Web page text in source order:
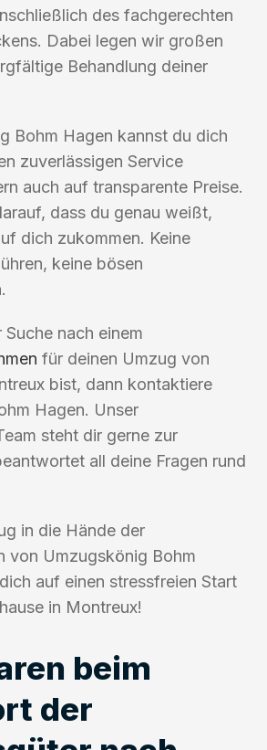
des fachgerechten
Dabei legen wir großen
Behandlung deiner
Bohm Hagen kannst du dich
zuverlässigen Service
auch auf transparente Preise.
dass du genau weißt,
dich zukommen. Keine
keine bösen
nach einem
für deinen Umzug von
bist, dann kontaktiere
Hagen. Unser
steht dir gerne zur
all deine Fragen rund
in die Hände der
von Umzugskönig Bohm
auf einen stressfreien Start
in Montreux!
beim
der